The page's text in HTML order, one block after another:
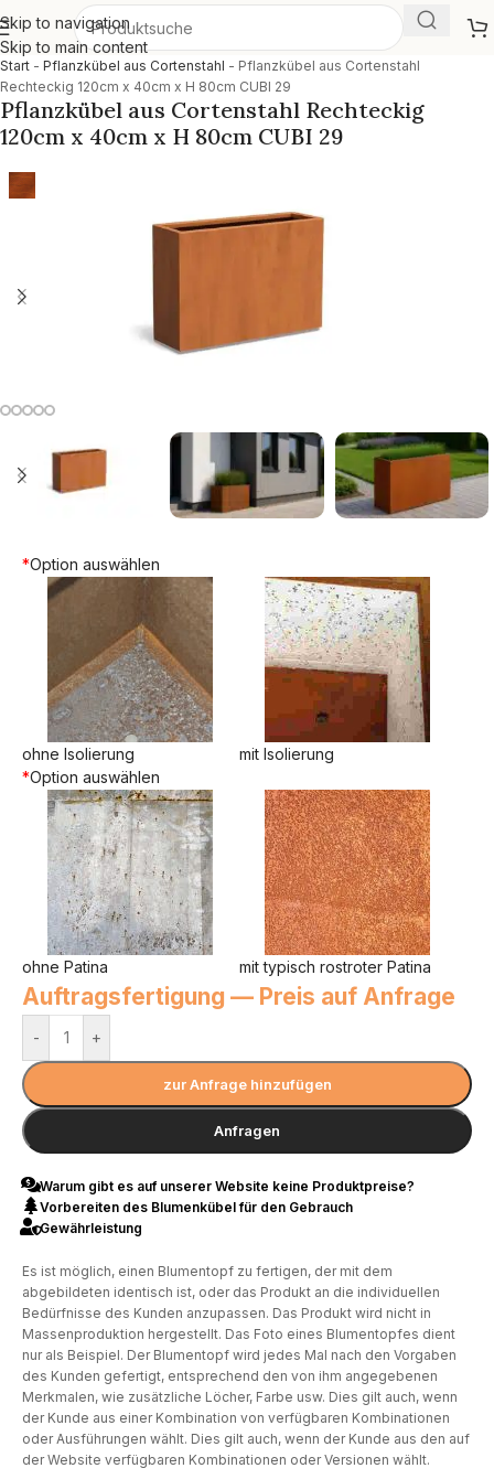
Skip to navigation
Skip to main content
Start - Pflanzkübel aus Cortenstahl - Pflanzkübel aus Cortenstahl
Rechteckig 120cm x 40cm x H 80cm CUBI 29
Pflanzkübel aus Cortenstahl Rechteckig
120cm x 40cm x H 80cm CUBI 29
*Option auswählen
ohne Isolierung
mit Isolierung
*Option auswählen
ohne Patina mit typisch rostroter Patina
Auftragsfertigung — Preis auf Anfrage
- +
zur Anfrage hinzufügen
Anfragen
Warum gibt es auf unserer Website keine Produktpreise?
Vorbereiten des Blumenkübel für den Gebrauch
Gewährleistung
Es ist möglich, einen Blumentopf zu fertigen, der mit dem
abgebildeten identisch ist, oder das Produkt an die individuellen
Bedürfnisse des Kunden anzupassen. Das Produkt wird nicht in
Massenproduktion hergestellt. Das Foto eines Blumentopfes dient
nur als Beispiel. Der Blumentopf wird jedes Mal nach den Vorgaben
des Kunden gefertigt, entsprechend den von ihm angegebenen
Merkmalen, wie zusätzliche Löcher, Farbe usw. Dies gilt auch, wenn
der Kunde aus einer Kombination von verfügbaren Kombinationen
oder Ausführungen wählt. Dies gilt auch, wenn der Kunde aus den auf
der Website verfügbaren Kombinationen oder Versionen wählt.